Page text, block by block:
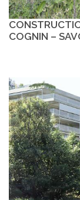
COGNIN –